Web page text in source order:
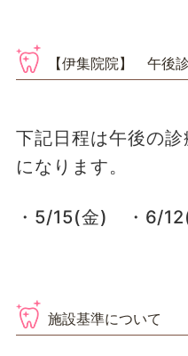
【伊集院院】 午後
下記日程は午後の
になります。
・5/15(金) ・6/
施設基準について